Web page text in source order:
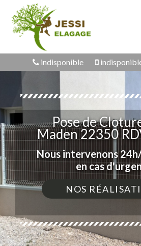
indisponible
Pose de
Maden 22350
Nous intervenons
en cas
NOS